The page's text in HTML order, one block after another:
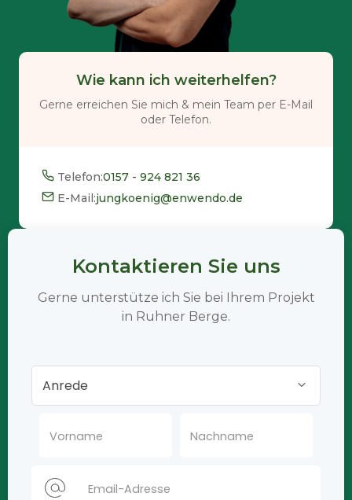
Wie kann ich weiterhelfen?
Gerne erreichen Sie mich & mein Team per E-Mail
oder Telefon.
Telefon:0157 - 924 821 36
E-Mail:jungkoenig@enwendo.de
Kontaktieren Sie uns
Gerne unterstütze ich Sie bei Ihrem Projekt
in Ruhner Berge.